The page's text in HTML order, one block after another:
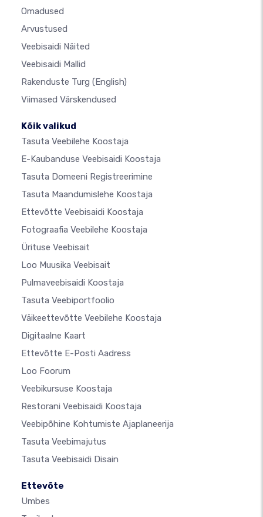
Omadused
Arvustused
Veebisaidi Näited
Veebisaidi Mallid
Rakenduste Turg (English)
Viimased Värskendused
Kõik valikud
Tasuta Veebilehe Koostaja
E-Kaubanduse Veebisaidi Koostaja
Tasuta Domeeni Registreerimine
Tasuta Maandumislehe Koostaja
Ettevõtte Veebisaidi Koostaja
Fotograafia Veebilehe Koostaja
Ürituse Veebisait
Loo Muusika Veebisait
Pulmaveebisaidi Koostaja
Tasuta Veebiportfoolio
Väikeettevõtte Veebilehe Koostaja
Digitaalne Kaart
Ettevõtte E-Posti Aadress
Loo Foorum
Veebikursuse Koostaja
Restorani Veebisaidi Koostaja
Veebipõhine Kohtumiste Ajaplaneerija
Tasuta Veebimajutus
Tasuta Veebisaidi Disain
Ettevõte
Umbes